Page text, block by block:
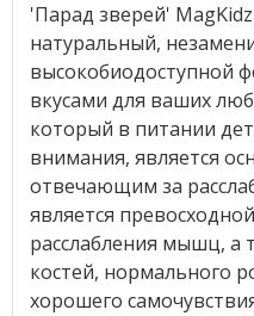
'Парад зверей'
натуральный,
высокобиодоступной
вкусами для ваших
который в питании
внимания, является
отвечающим за
является
расслабления мышц, а
костей, нормального
хорошего